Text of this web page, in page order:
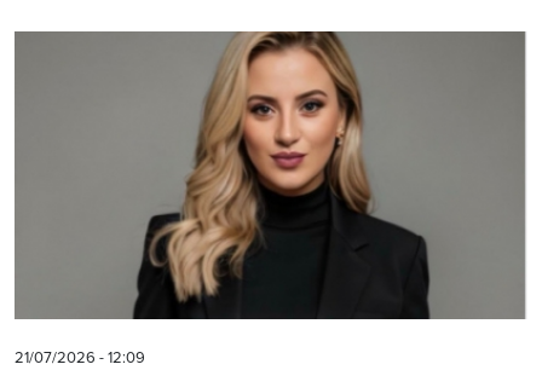
21/07/2026 - 12:09